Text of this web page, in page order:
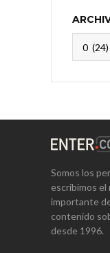
Somos los
escribimos el
importante
contenido
desde 1996.